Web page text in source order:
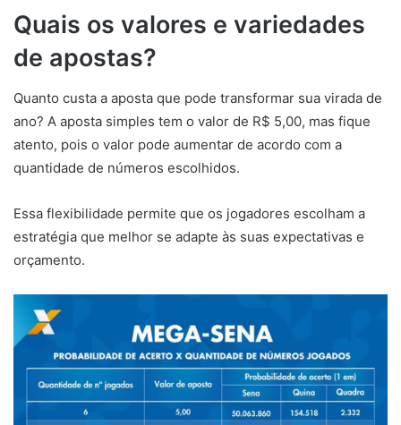
Quais os valores e variedades
de apostas?
Quanto custa a aposta que pode transformar sua virada de
ano? A aposta simples tem o valor de R$ 5,00, mas fique
atento, pois o valor pode aumentar de acordo com a
quantidade de números escolhidos.
Essa flexibilidade permite que os jogadores escolham a
estratégia que melhor se adapte às suas expectativas e
orçamento.